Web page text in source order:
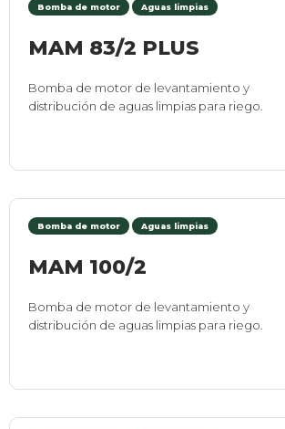
Bomba de motor Aguas limpias
MAM 83/2 PLUS
Bomba de motor de levantamiento y
distribución de aguas limpias para riego.
Bomba de motor Aguas limpias
MAM 100/2
Bomba de motor de levantamiento y
distribución de aguas limpias para riego.